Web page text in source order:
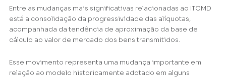
Entre as mudanças mais significativas relacionadas ao ITCMD
está a consolidação da progressividade das alíquotas,
acompanhada da tendência de aproximação da base de
cálculo ao valor de mercado dos bens transmitidos.
Esse movimento representa uma mudança importante em
relação ao modelo historicamente adotado em alguns